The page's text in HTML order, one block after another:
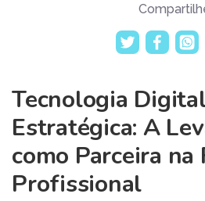
Tecnologia
Estratégica: A
como Parceira na
Profissional